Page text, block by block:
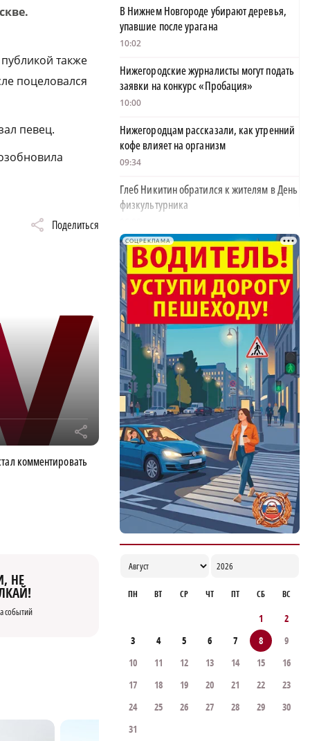
также
поцеловался
певец.
Поделиться
r
комментировать
НЕ
событий
×
В Нижнем Новгороде убирают деревья,
упавшие после урагана
10:02
Нижегородские журналисты могут подать
заявки на конкурс «Пробация»
10:00
Нижегородцам рассказали, как утренний
кофе влияет на организм
09:34
Глеб Никитин обратился к жителям в День
физкультурника
Новичком ХК «Торпедо» стал нападающий
Роман Максимов
22:30
Автомобилист, севший за руль пьяным и
сбивший женщину, предстал перед судом
20:02
Детенышу зебры из зоопарка «Лимпопо»
выбрали имя
19:22
СОЦРЕКЛАМА
ПН ВТ СР ЧТ ПТ СБ ВС
1
2
3
4 5 6 7 8
9
10
11 12 13 14 15
16
17
18 19 20 21 22
23
24
25 26 27 28 29
30
31